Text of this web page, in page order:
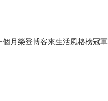
月榮登博客來生活風格榜冠